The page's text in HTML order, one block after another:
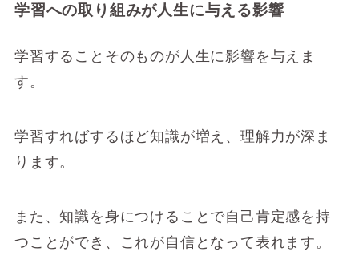
学習への取り組みが人生に与える影響
学習することそのものが人生に影響を与えま
す。
学習すればするほど知識が増え、理解力が深ま
ります。
また、知識を身につけることで自己肯定感を持
つことができ、これが自信となって表れます。